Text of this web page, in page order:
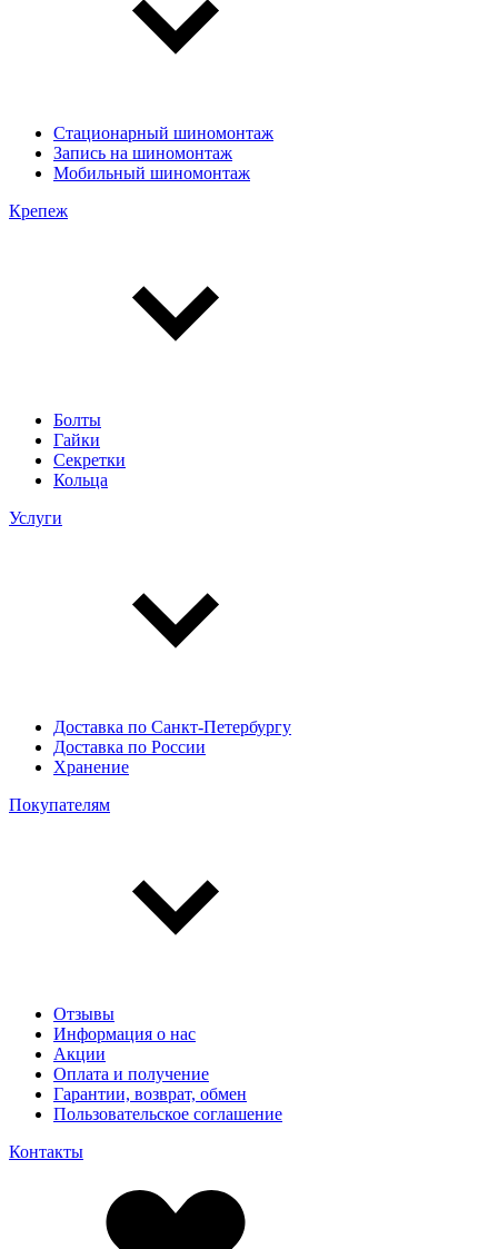
Стационарный шиномонтаж
Запись на шиномонтаж
Мобильный шиномонтаж
Крепеж
Болты
Гайки
Секретки
Кольца
Услуги
Доставка по Санкт-Петербургу
Доставка по России
Хранение
Покупателям
Отзывы
Информация о нас
Акции
Оплата и получение
Гарантии, возврат, обмен
Пользовательское соглашение
Контакты